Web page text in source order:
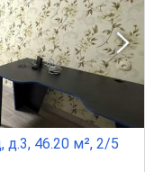
д.3, 46.20 м², 2/5